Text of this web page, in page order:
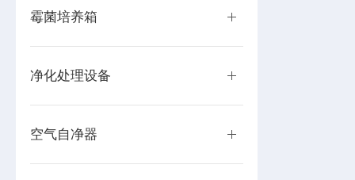
霉菌培养箱
净化处理设备
空气自净器